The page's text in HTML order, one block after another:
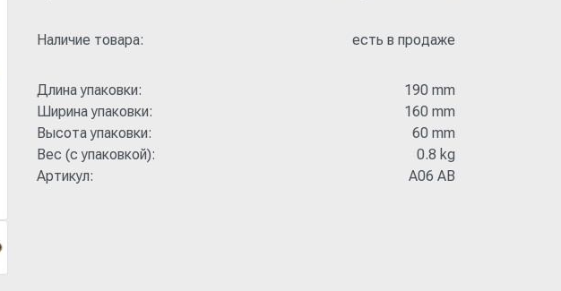
Наличие товара: есть в продаже
Длина упаковки:
190 mm
Ширина упаковки:
160 mm
Высота упаковки:
60 mm
Вес (с упаковкой):
0.8 kg
Артикул:
A06 AB